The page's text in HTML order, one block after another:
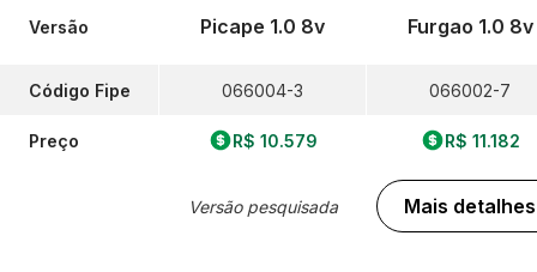
Versão
Código Fipe
Preço
Picape 1.0 8v
066004-3
R$ 10.579
Versão pesquisada
Furgao 1.0 8v
066002-7
R$ 11.182
Mais detalhes